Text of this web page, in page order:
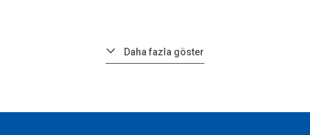
Daha fazla göster